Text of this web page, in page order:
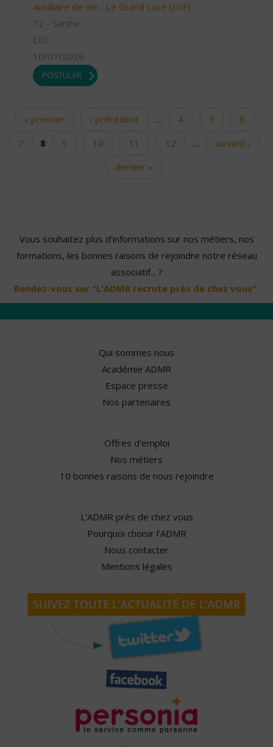
Auxiliaire de vie - Le Grand Lucé (H/F)
72 - Sarthe
CDI
10/07/2026
POSTULER
Pages« premier ‹ précédent … 4 5
6
7
8 9 10 11 12 …
suivant ›
dernier »
Vous souhaitez plus d'informations sur nos métiers, nos
formations, les bonnes raisons de rejoindre notre réseau
associatif... ?
Rendez-vous sur "L'ADMR recrute près de chez vous".
Qui sommes nous
Académie ADMR
Espace presse
Nos partenaires
Offres d'emploi
Nos métiers
10 bonnes raisons de nous rejoindre
L'ADMR près de chez vous
Pourquoi choisir l'ADMR
Nous contacter
Mentions légales